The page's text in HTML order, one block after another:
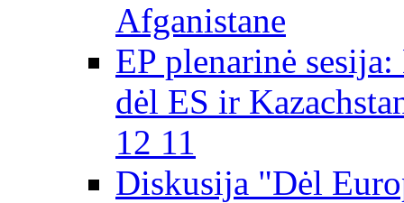
Afganistane
EP plenarinė
dėl ES ir
12 11
Diskusija "Dėl